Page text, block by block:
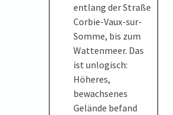
entlang der Straße
Corbie-Vaux-sur-
Somme, bis zum
Wattenmeer. Das
ist unlogisch:
Höheres,
bewachsenes
Gelände befand